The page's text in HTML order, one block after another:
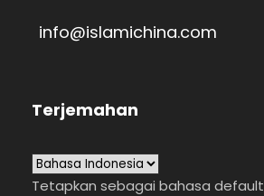
info@islamichina.com
Terjemahan
Tetapkan sebagai bahasa default